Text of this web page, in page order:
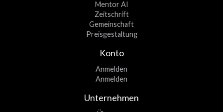
Mentor AI
Zeitschrift
Gemeinschaft
Preisgestaltung
Konto
Anmelden
Anmelden
Unternehmen